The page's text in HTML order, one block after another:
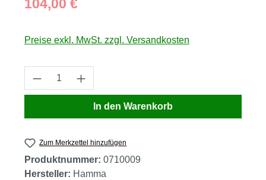
104,00 €
Preise exkl. MwSt. zzgl. Versandkosten
Produkt Anzahl: Gib den gewünschten
In den Warenkorb
Zum Merkzettel hinzufügen
Produktnummer: 0710009
Hersteller: Hamma